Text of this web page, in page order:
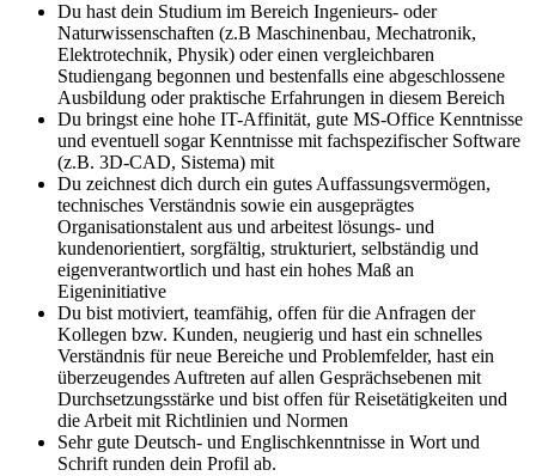
Du hast dein Studium im Bereich Ingenieurs- oder
Naturwissenschaften (z.B Maschinenbau, Mechatronik,
Elektrotechnik, Physik) oder einen vergleichbaren
Studiengang begonnen und bestenfalls eine abgeschlossene
Ausbildung oder praktische Erfahrungen in diesem Bereich
Du bringst eine hohe IT-Affinität, gute MS-Office Kenntnisse
und eventuell sogar Kenntnisse mit fachspezifischer Software
(z.B. 3D-CAD, Sistema) mit
Du zeichnest dich durch ein gutes Auffassungsvermögen,
technisches Verständnis sowie ein ausgeprägtes
Organisationstalent aus und arbeitest lösungs- und
kundenorientiert, sorgfältig, strukturiert, selbständig und
eigenverantwortlich und hast ein hohes Maß an
Eigeninitiative
Du bist motiviert, teamfähig, offen für die Anfragen der
Kollegen bzw. Kunden, neugierig und hast ein schnelles
Verständnis für neue Bereiche und Problemfelder, hast ein
überzeugendes Auftreten auf allen Gesprächsebenen mit
Durchsetzungsstärke und bist offen für Reisetätigkeiten und
die Arbeit mit Richtlinien und Normen
Sehr gute Deutsch- und Englischkenntnisse in Wort und
Schrift runden dein Profil ab.